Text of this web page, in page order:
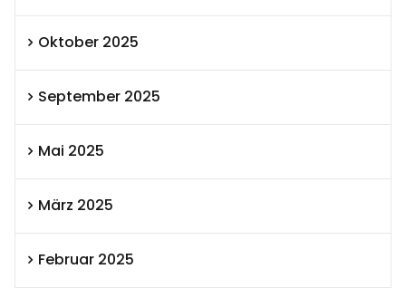
Oktober 2025
September 2025
Mai 2025
März 2025
Februar 2025